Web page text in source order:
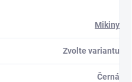
Mikiny
Zvolte variantu
Černá